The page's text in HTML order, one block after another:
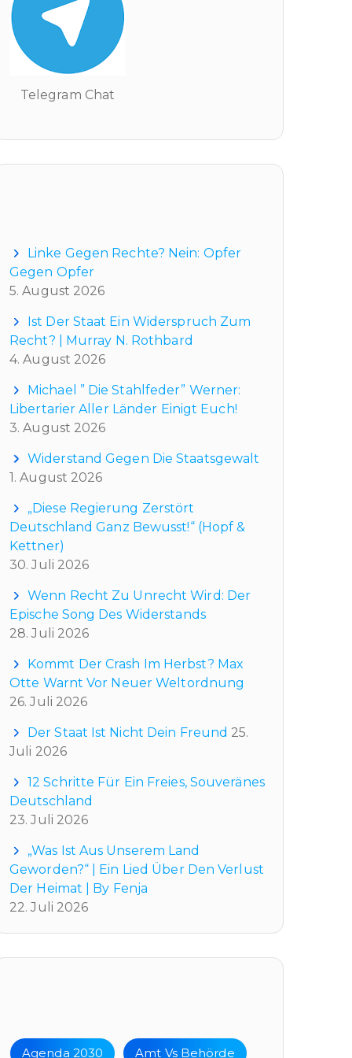
Telegram Chat
Linke Gegen Rechte? Nein: Opfer
Gegen Opfer
5. August 2026
Ist Der Staat Ein Widerspruch Zum
Recht? | Murray N. Rothbard
4. August 2026
Michael ” Die Stahlfeder” Werner:
Libertarier Aller Länder Einigt Euch!
3. August 2026
Widerstand Gegen Die Staatsgewalt
1. August 2026
„Diese Regierung Zerstört
Deutschland Ganz Bewusst!“ (Hopf &
Kettner)
30. Juli 2026
Wenn Recht Zu Unrecht Wird: Der
Epische Song Des Widerstands
28. Juli 2026
Kommt Der Crash Im Herbst? Max
Otte Warnt Vor Neuer Weltordnung
26. Juli 2026
Der Staat Ist Nicht Dein Freund 25.
Juli 2026
12 Schritte Für Ein Freies, Souveränes
Deutschland
23. Juli 2026
„Was Ist Aus Unserem Land
Geworden?“ | Ein Lied Über Den Verlust
Der Heimat | By Fenja
22. Juli 2026
Agenda 2030 Amt Vs Behörde